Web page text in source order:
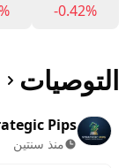
-0.42%
التوصيات
Pips
منذ سنتين